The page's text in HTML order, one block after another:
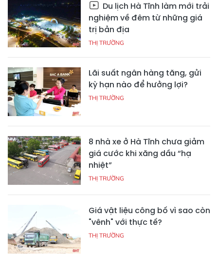
Du lịch Hà Tĩnh làm mới trải
nghiệm về đêm từ những giá
trị bản địa
THỊ TRƯỜNG
Lãi suất ngân hàng tăng, gửi
kỳ hạn nào để hưởng lợi?
THỊ TRƯỜNG
8 nhà xe ở Hà Tĩnh chưa giảm
giá cước khi xăng dầu “hạ
nhiệt”
THỊ TRƯỜNG
Giá vật liệu công bố vì sao còn
"vênh" với thực tế?
THỊ TRƯỜNG